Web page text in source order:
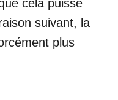
cela puisse
suivant, la
plus